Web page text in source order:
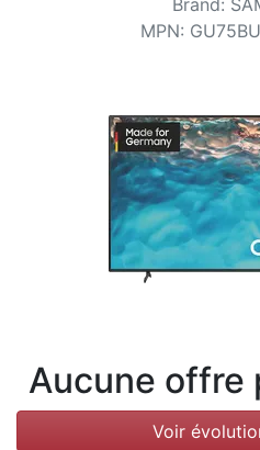
Brand:
MPN:
Aucune offre
Voir